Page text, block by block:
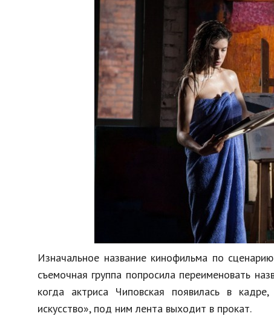
Изначальное название кинофильма по
съемочная группа попросила переименовать
когда актриса Чиповская появилась в
искусство», под ним лента выходит в прокат.